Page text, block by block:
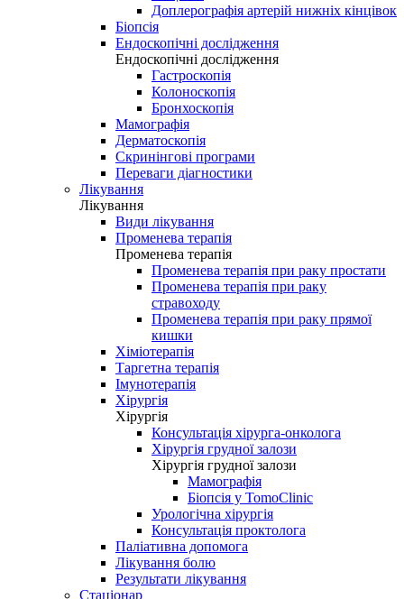
Доплерографія артерій нижніх кінцівок
Біопсія
Ендоскопічні дослідження
Ендоскопічні дослідження
Гастроскопія
Колоноскопія
Бронхоскопія
Мамографія
Дерматоскопія
Скринінгові програми
Переваги діагностики
Лікування
Лікування
Види лікування
Променева терапія
Променева терапія
Променева терапія при раку простати
Променева терапія при раку
стравоходу
Променева терапія при раку прямої
кишки
Хіміотерапія
Таргетна терапія
Імунотерапія
Хірургія
Хірургія
Консультація хірурга-онколога
Хірургія грудної залози
Хірургія грудної залози
Мамографія
Біопсія у TomoClinic
Урологічна хірургія
Консультація проктолога
Паліативна допомога
Лікування болю
Результати лікування
Стаціонар